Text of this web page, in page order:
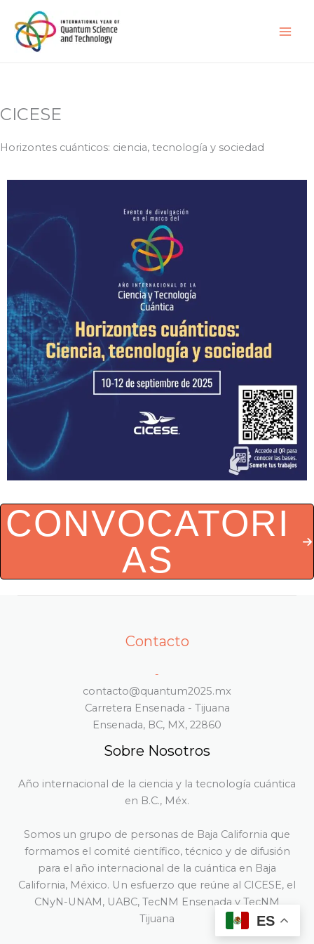
contenido
CICESE
Horizontes cuánticos: ciencia, tecnología y sociedad
CONVOCATORI
AS
Contacto
-
contacto@quantum2025.mx
Carretera Ensenada - Tijuana
Ensenada, BC, MX, 22860
Sobre Nosotros
Año internacional de la ciencia y la tecnología cuántica
en B.C., Méx.
Somos un grupo de personas de Baja California que
formamos el comité científico, técnico y de difusión
para el año internacional de la cuántica en Baja
California, México. Un esfuerzo que reúne al CICESE, el
CNyN-UNAM, UABC, TecNM Ensenada y TecNM
Tijuana
ES